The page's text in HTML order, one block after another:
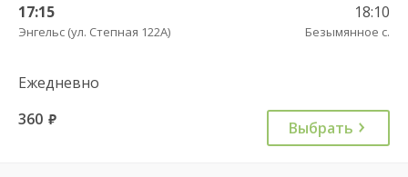
17:15
Энгельс (ул. Степная 122А)
18:10
Безымянное с.
Ежедневно
360 руб. Выбрать